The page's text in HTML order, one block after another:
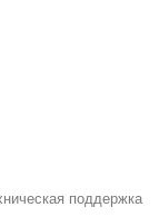
поддержка